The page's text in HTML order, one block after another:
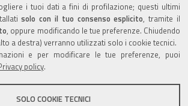
i tuoi dati a fini di profilazione; questi ultimi
solo con il tuo consenso esplicito, tramite il
, oppure modificando le tue preferenze. Chiudendo
a destra) verranno utilizzati solo i cookie tecnici.
e per modificare le tue preferenze, puoi
policy.
SOLO COOKIE TECNICI
trattati per la seguente
alle sue richieste
del servizio, la
che i dati potrebbero essere
di soddisfazione degli utenti
trasparente
accessibilità